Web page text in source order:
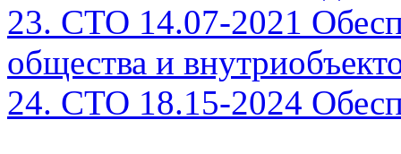
23. СТО 14.07-2021
общества и
24. СТО 18.15-2024